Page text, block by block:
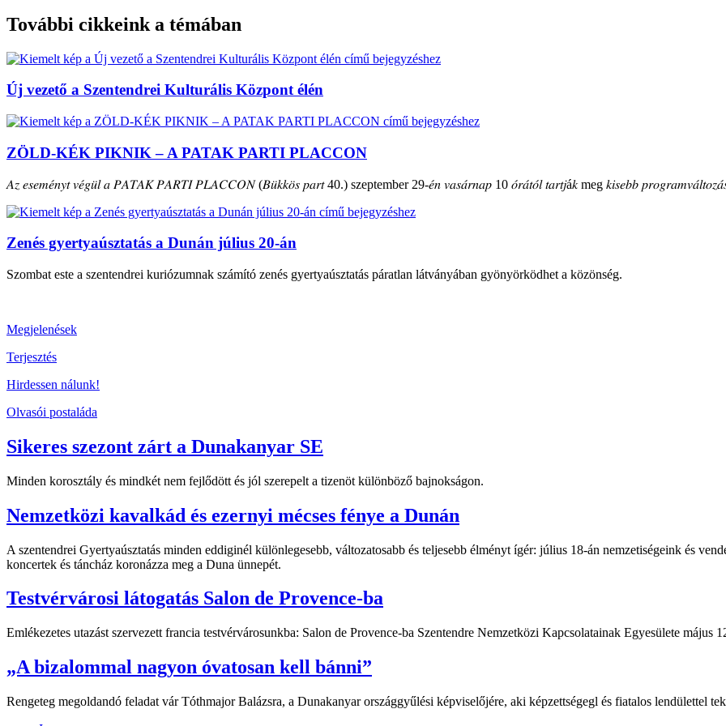
További cikkeink a témában
Új vezető a Szentendrei Kulturális Központ élén
ZÖLD-KÉK PIKNIK – A PATAK PARTI PLACCON
𝐴𝑧 𝑒𝑠𝑒𝑚𝑒́𝑛𝑦𝑡 𝑣𝑒́𝑔𝑢̈𝑙 𝑎 𝑃𝐴𝑇𝐴𝐾 𝑃𝐴𝑅𝑇𝐼 𝑃𝐿𝐴𝐶𝐶𝑂𝑁 (𝐵𝑢̈𝑘𝑘𝑜̈𝑠 𝑝𝑎𝑟𝑡 40.) szeptember 29-𝑒́𝑛 𝑣𝑎𝑠𝑎́𝑟𝑛𝑎𝑝 10 𝑜́𝑟𝑎́𝑡𝑜́𝑙 𝑡𝑎𝑟𝑡𝑗á𝑘 meg 𝑘𝑖𝑠𝑒𝑏𝑏
Zenés gyertyaúsztatás a Dunán július 20-án
Szombat este a szentendrei kuriózumnak számító zenés gyertyaúsztatás páratlan látványában gyönyörködhet a közönség.
Megjelenések
Terjesztés
Hirdessen nálunk!
Olvasói postaláda
Sikeres szezont zárt a Dunakanyar SE
Minden korosztály és mindkét nem fejlődött és jól szerepelt a tizenöt különböző bajnokságon.
Nemzetközi kavalkád és ezernyi mécses fénye a Dunán
A szentendrei Gyertyaúsztatás minden eddiginél különlegesebb, változatosabb és teljesebb élményt ígér: július 18-án nemzetiségeink és
koncertek és táncház koronázza meg a Duna ünnepét.
Testvérvárosi látogatás Salon de Provence-ba
Emlékezetes utazást szervezett francia testvérvárosunkba: Salon de Provence-ba Szentendre Nemzetközi Kapcsolatainak Egyesülete
„A bizalommal nagyon óvatosan kell bánni”
Rengeteg megoldandó feladat vár Tóthmajor Balázsra, a Dunakanyar országgyűlési képviselőjére, aki képzettségegl és fiatalos lendülettel